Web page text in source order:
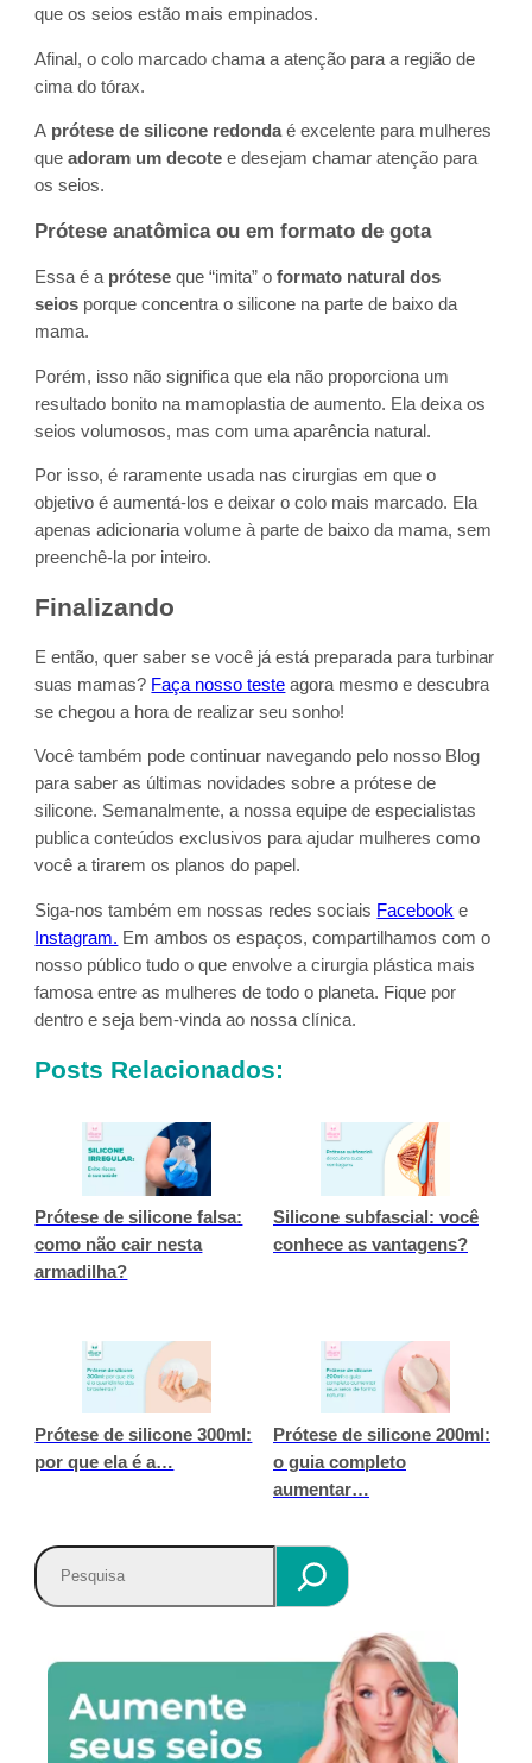
que os seios estão mais empinados.
Afinal, o colo marcado chama a atenção para a região de
cima do tórax.
A prótese de silicone redondaé excelente para mulheres
queadoram um decote e desejam chamar atenção para
os seios.
Prótese anatômica ou em formato de gota
Essa é a próteseque “imita” oformato natural dos
seios porque concentra o silicone na parte de baixo da
mama.
Porém, isso não significa que ela não proporciona um
resultado bonito na mamoplastia de aumento. Ela deixa os
seios volumosos, mas com uma aparência natural.
Por isso, é raramente usada nas cirurgias em que o
objetivo é aumentá-los e deixar o colo mais marcado. Ela
apenas adicionaria volume à parte de baixo da mama, sem
preenchê-la por inteiro.
Finalizando
E então, quer saber se você já está preparada para turbinar
suas mamas? Faça nosso teste agora mesmo e descubra
se chegou a hora de realizar seu sonho!
Você também pode continuar navegando pelo nosso Blog
para saber as últimas novidades sobre a prótese de
silicone. Semanalmente, a nossa equipe de especialistas
publica conteúdos exclusivos para ajudar mulheres como
você a tirarem os planos do papel.
Siga-nos também em nossas redes sociais Facebook e
Instagram. Em ambos os espaços, compartilhamos com o
nosso público tudo o que envolve a cirurgia plástica mais
famosa entre as mulheres de todo o planeta. Fique por
dentro e seja bem-vinda ao nossa clínica.
Posts Relacionados:
Prótese de silicone falsa:
como não cair nesta
armadilha?
Silicone subfascial: você
conhece as vantagens?
Prótese de silicone 300ml:
por que ela é a…
Prótese de silicone 200ml:
o guia completo
aumentar…
P
e